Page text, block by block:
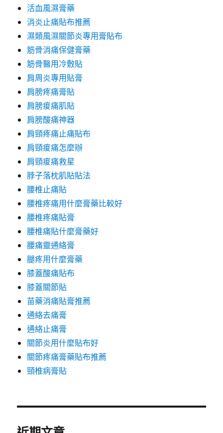
活血風濕膏藥
消炎止痛貼布推薦
濕類風濕關節炎專用膏貼布
筋骨消痛保健膏藥
筋骨醫用冷敷貼
肩周炎專用貼膏
肩膀疼痛膏貼
肩膀痠痛肌貼
肩膀酸痛神器
肩頸疼痛止痛貼布
肩頸痠痛怎麼辦
肩頸痠痛救星
脖子落枕肌貼貼法
腰椎止痛貼
腰椎疼痛用什麼膏藥比較好
腰椎疼痛貼膏
腰椎痛貼什麼膏藥好
腰痛靈通絡膏
腿疼用什麼膏藥
膝蓋酸痛貼布
膝蓋關節貼
苗藥消痛貼膏推薦
通絡去痛膏
通絡止痛膏
關節炎用什麼貼布好
關節疼痛膏藥貼布推薦
頸椎病膏貼